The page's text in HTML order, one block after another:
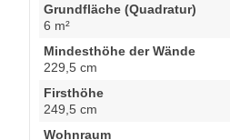
Grundfläche (Quadratur)
6 m²
Mindesthöhe der Wände
229,5 cm
Firsthöhe
249,5 cm
Wohnraum